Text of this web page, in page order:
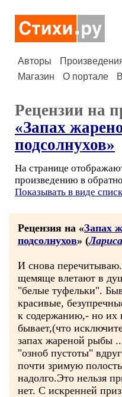
Авторы
Магазин
О портале
Рецензии на
«Запах
подсолнухов»
На странице
произведению в
Показывать в виде
Рецензия на «Запах
подсолнухов» (
И снова
щемяще влетают в
"белые туфельки".
красивые,
к содержанию,- но их
бывает,(что
запах жареной рыбы
"озноб пустоты"
почти зримую
надолго.Это нельзя
нет. С искренней